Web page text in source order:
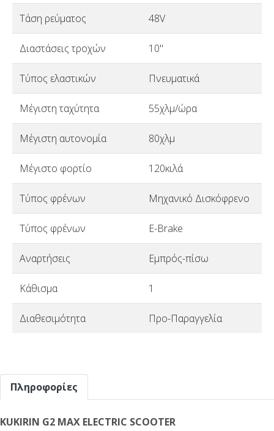
Τάση ρεύματος 48V
Διαστάσεις τροχών 10"
Τύπος ελαστικών Πνευματικά
Μέγιστη ταχύτητα 55χλμ/ώρα
Μέγιστη αυτονομία 80χλμ
Μέγιστο φορτίο 120κιλά
Τύπος φρένων Μηχανικό Δισκόφρενο
Τύπος φρένων E-Brake
Αναρτήσεις Εμπρός-πίσω
Κάθισμα 1
Διαθεσιμότητα Προ-Παραγγελία
Πληροφορίες
KUKIRIN G2 MAX ELECTRIC SCOOTER